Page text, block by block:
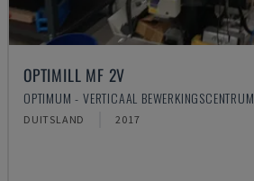
OPTIMILL MF 2V
OPTIMUM - VERTICAAL BEWERKINGSCENTRUM
DUITSLAND 2017